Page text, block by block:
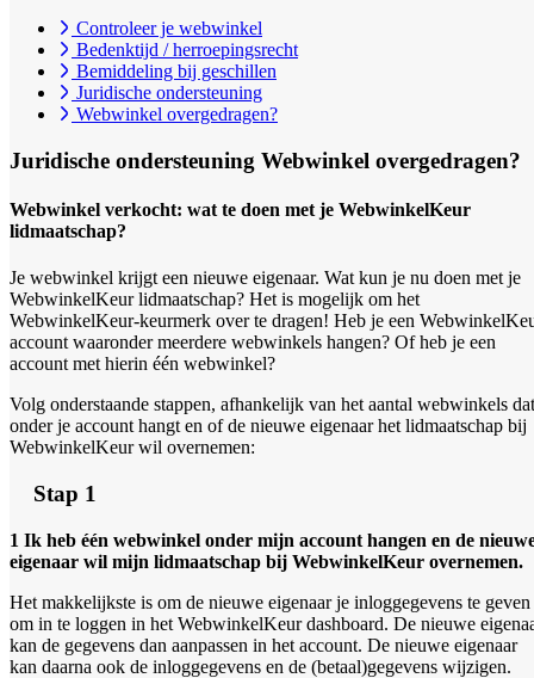
Controleer je webwinkel
Bedenktijd / herroepingsrecht
Bemiddeling bij geschillen
Juridische ondersteuning
Webwinkel overgedragen?
Juridische ondersteuning Webwinkel overgedragen?
Webwinkel verkocht: wat te doen met je WebwinkelKeur
lidmaatschap?
Je webwinkel krijgt een nieuwe eigenaar. Wat kun je nu doen met je
WebwinkelKeur lidmaatschap? Het is mogelijk om het
WebwinkelKeur-keurmerk over te dragen! Heb je een
account waaronder meerdere webwinkels hangen? Of heb je een
account met hierin één webwinkel?
Volg onderstaande stappen, afhankelijk van het aantal webwinkels dat
onder je account hangt en of de nieuwe eigenaar het lidmaatschap bij
WebwinkelKeur wil overnemen:
Stap 1
1 Ik heb één webwinkel onder mijn account hangen en de
eigenaar wil mijn lidmaatschap bij WebwinkelKeur overnemen.
Het makkelijkste is om de nieuwe eigenaar je inloggegevens te geven
om in te loggen in het WebwinkelKeur dashboard. De nieuwe
kan de gegevens dan aanpassen in het account. De nieuwe eigenaar
kan daarna ook de inloggegevens en de (betaal)gegevens wijzigen.